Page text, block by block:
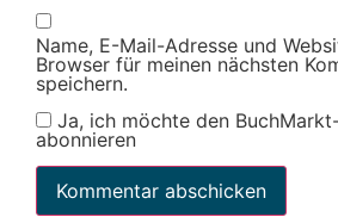
Name, E-Mail-Adresse und
Browser für meinen nächsten
speichern.
Ja, ich möchte den
abonnieren